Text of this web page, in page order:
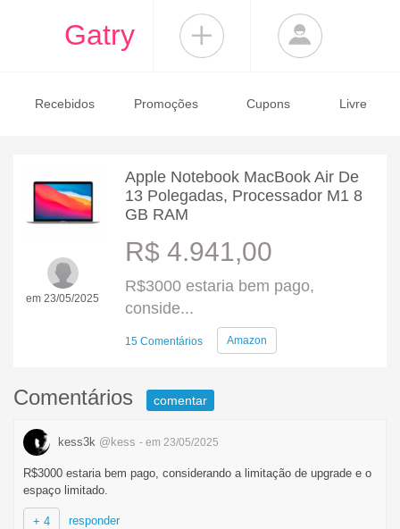
Gatry
Recebidos Promoções Cupons Livre
em 23/05/2025
Apple Notebook MacBook Air De
13 Polegadas, Processador M1 8
GB RAM
R$ 4.941,00
R$3000 estaria bem pago,
conside...
15 Comentários Amazon
Comentários comentar
kess3k @kess - em 23/05/2025
R$3000 estaria bem pago, considerando a limitação de upgrade e o
espaço limitado.
+ 4 responder